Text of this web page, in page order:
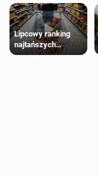
Lipcowy ranking
najtańszych
supermarketów